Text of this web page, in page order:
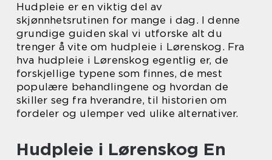
Hudpleie er en viktig del av
skjønnhetsrutinen for mange i dag. I denne
grundige guiden skal vi utforske alt du
trenger å vite om hudpleie i Lørenskog. Fra
hva hudpleie i Lørenskog egentlig er, de
forskjellige typene som finnes, de mest
populære behandlingene og hvordan de
skiller seg fra hverandre, til historien om
fordeler og ulemper ved ulike alternativer.
Hudpleie i Lørenskog En